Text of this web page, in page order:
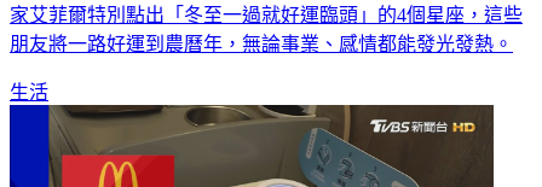
家艾菲爾特別點出「冬至一過就好運臨頭」的4個星座，這些
朋友將一路好運到農曆年，無論事業、感情都能發光發熱。
生活